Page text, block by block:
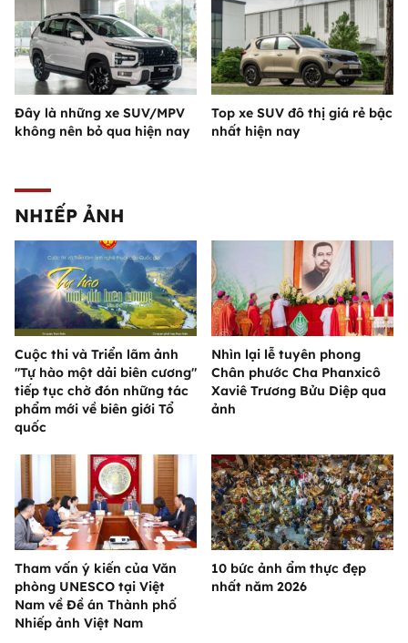
Đây là những xe SUV/MPV
không nên bỏ qua hiện nay
Top xe SUV đô thị giá rẻ bậc
nhất hiện nay
NHIẾP ẢNH
Cuộc thi và Triển lãm ảnh
"Tự hào một dải biên cương"
tiếp tục chờ đón những tác
phẩm mới về biên giới Tổ
quốc
Nhìn lại lễ tuyên phong
Chân phước Cha Phanxicô
Xaviê Trương Bửu Diệp qua
ảnh
Tham vấn ý kiến của Văn
phòng UNESCO tại Việt
Nam về Đề án Thành phố
Nhiếp ảnh Việt Nam
10 bức ảnh ẩm thực đẹp
nhất năm 2026